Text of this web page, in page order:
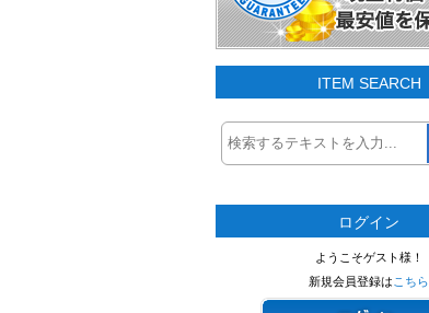
ITEM SEARCH
ログイン
ようこそゲスト様！
新規会員登録は こちら